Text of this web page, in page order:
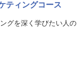
ティングコース
グを深く学びたい人の